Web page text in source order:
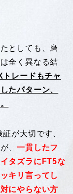
としても、磨
全く異なる結
トレードもチャ
たパターン、
が大切です、
、一貫したフ
タズラにFT5な
キリ言ってし
にやらない方